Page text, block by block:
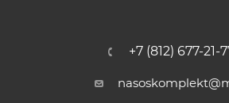
+7 (812) 677-21-